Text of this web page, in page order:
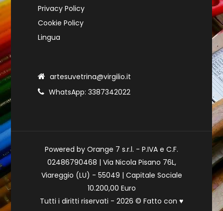
Privacy Policy
Cookie Policy
Lingua
artesuvetrina@virgilio.it
WhatsApp: 3387342022
Powered by Orange 7 s.r.l. - P.IVA e C.F.
02486790468 | Via Nicola Pisano 76L,
Viareggio (LU) - 55049 | Capitale Sociale
10.200,00 Euro
Tutti i diritti riservati - 2026 © Fatto con ♥